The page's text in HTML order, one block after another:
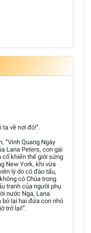
về nơi đó!”.
“Vinh Quang Ngày
Lana Peters, con gái
cố khiến thế giới sửng
New York, khi vừa
lý do cô đào tẩu,
có Chúa trong
tranh của người phụ
nước Nga, Lana
bỏ lại hai đứa con nhỏ
trở lại!”.